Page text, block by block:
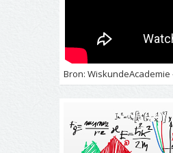
Bron: WiskundeAcademie